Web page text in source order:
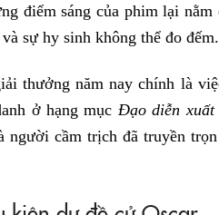
điểm sáng của phim lại nằm
sự hy sinh không thể đo đếm.
thưởng năm nay chính là
ở hạng mục Đạo diễn xuất
người cầm trịch đã truyền